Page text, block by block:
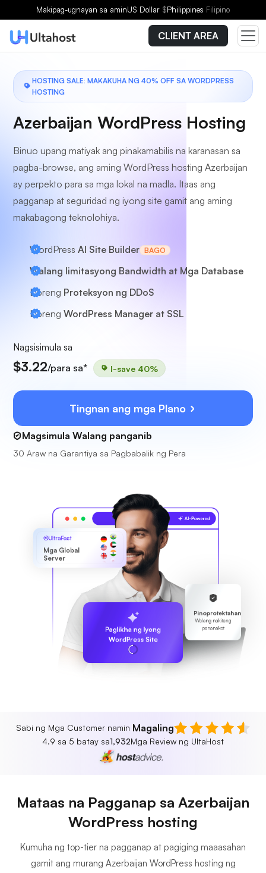
Makipag-ugnayan sa aminUS Dollar $Philippines Filipino
CLIENT AREA
HOSTING SALE: MAKAKUHA NG 40% OFF SA WORDPRESS
HOSTING
Azerbaijan WordPress Hosting
Binuo upang matiyak ang pinakamabilis na karanasan sa
pagba-browse, ang aming WordPress hosting Azerbaijan
ay perpekto para sa mga lokal na madla. Itaas ang
pagganap at seguridad ng iyong site gamit ang aming
makabagong teknolohiya.
WordPress AI Site Builder BAGO
Walang limitasyong Bandwidth at Mga Database
Libreng Proteksyon ng DDoS
Libreng WordPress Manager at SSL
Nagsisimula sa
$3.22/para sa* I-save 40%
Tingnan ang mga Plano
Magsimula Walang panganib
30 Araw na Garantiya sa Pagbabalik ng Pera
Pinoprotektahan
Walang nakitang
pananakot
UltraFast
Mga Global
Server
Paglikha ng Iyong
WordPress Site
Sabi ng Mga Customer namin Magaling
4.9 sa 5 batay sa1,932Mga Review ng UltaHost
Mataas na Pagganap sa Azerbaijan
WordPress hosting
Kumuha ng top-tier na pagganap at pagiging maaasahan
gamit ang murang Azerbaijan WordPress hosting ng